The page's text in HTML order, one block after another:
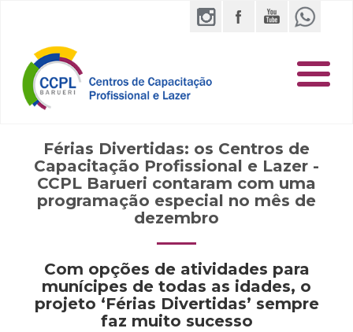
Férias Divertidas: os Centros de
Capacitação Profissional e Lazer -
CCPL Barueri contaram com uma
programação especial no mês de
dezembro
Com opções de atividades para
munícipes de todas as idades, o
projeto ‘Férias Divertidas’ sempre
faz muito sucesso